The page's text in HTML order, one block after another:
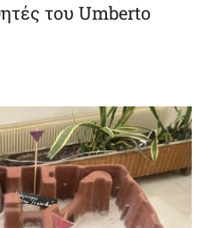
του Umberto